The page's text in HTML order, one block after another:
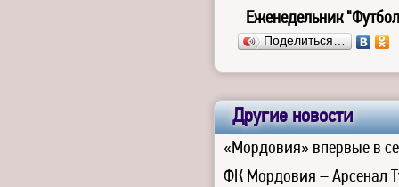
Еженедельник
Поделиться…
Другие новости
«Мордовия» впервые в
ФК Мордовия – Арсенал